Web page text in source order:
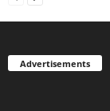
Advertisements